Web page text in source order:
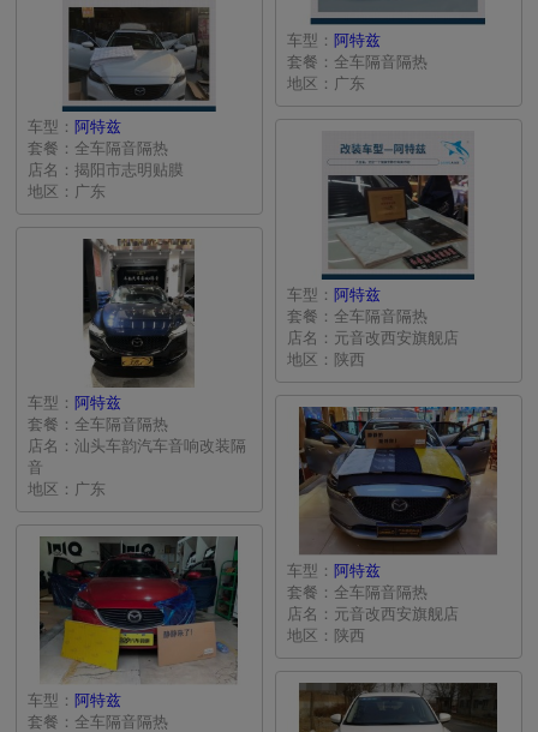
车型： 阿特兹
套餐：全车隔音隔热
地区：广东
车型： 阿特兹
套餐：全车隔音隔热
店名：揭阳市志明贴膜
地区：广东
车型： 阿特兹
套餐：全车隔音隔热
店名：元音改西安旗舰店
地区：陕西
车型： 阿特兹
套餐：全车隔音隔热
店名：汕头车韵汽车音响改装隔
音
地区：广东
车型： 阿特兹
套餐：全车隔音隔热
店名：元音改西安旗舰店
地区：陕西
车型： 阿特兹
套餐：全车隔音隔热